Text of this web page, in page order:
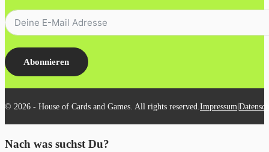
Abonnieren
© 2026 - House of Cards and Games. All rights reserved. Impressum|
Nach was suchst Du?